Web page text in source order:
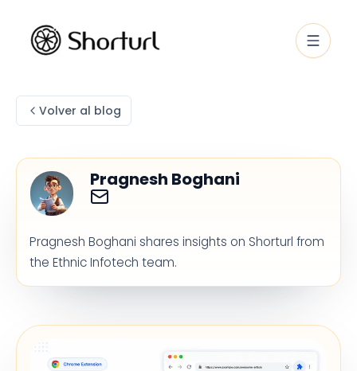
Volver al blog
Pragnesh Boghani
Pragnesh Boghani shares insights on Shorturl from
the Ethnic Infotech team.